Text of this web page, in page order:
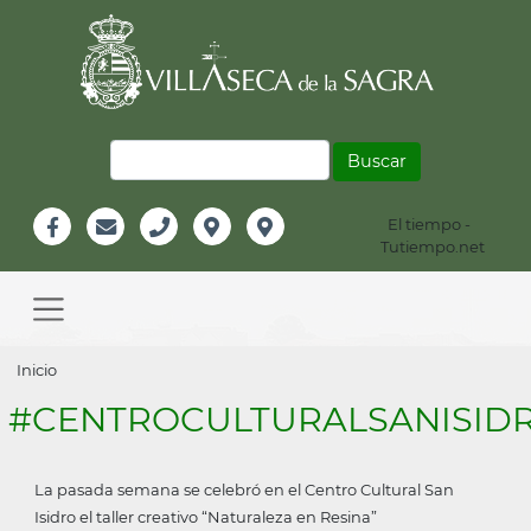
Información
Header
El tiempo -
Tutiempo.net
navigation
Sobrescribir
enlaces
ayuda
Inicio
La pasada semana se celebró en el Centro Cultural San
Isidro el taller creativo “Naturaleza en Resina”